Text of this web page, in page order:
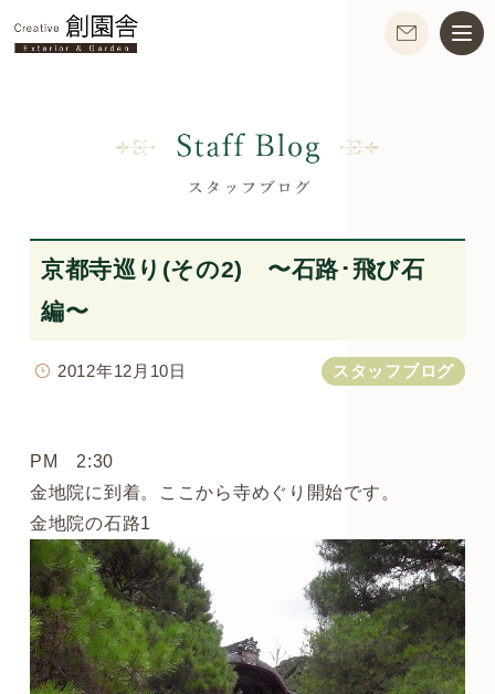
京都寺巡り(その2) 〜石路･飛び石
編〜
2012年12月10日 スタッフブログ
PM 2:30
金地院に到着。ここから寺めぐり開始です。
金地院の石路1